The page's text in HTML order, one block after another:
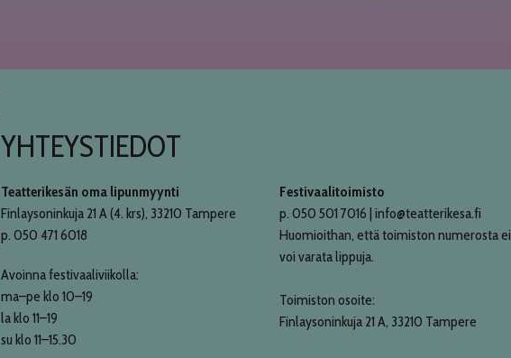
YHTEYSTIEDOT
Teatterikesän oma lipunmyynti
Finlaysoninkuja 21 A (4. krs), 33210 Tampere
p. 050 471 6018
Avoinna festivaaliviikolla:
ma–pe klo 10–19
la klo 11–19
su klo 11–15.30
Festivaalitoimisto
p. 050 501 7016 | info@teatterikesa.fi
Huomioithan, että toimiston numerosta ei
voi varata lippuja.
Toimiston osoite:
Finlaysoninkuja 21 A, 33210 Tampere